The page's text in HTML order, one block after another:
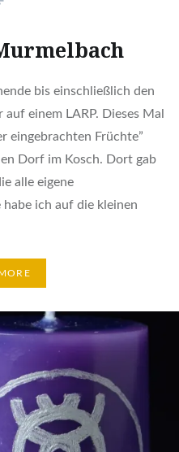
bis einschließlich den
einem LARP. Dieses Mal
eingebrachten Früchte”
Dorf im Kosch. Dort gab
alle eigene
habe ich auf die kleinen